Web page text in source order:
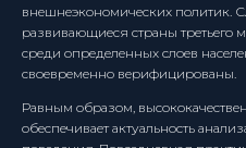
внешнеэкономических политик.
развивающиеся страны третьего
среди определенных слоев
своевременно верифицированы.
Равным образом,
обеспечивает актуальность